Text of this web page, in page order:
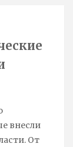
внесли
От